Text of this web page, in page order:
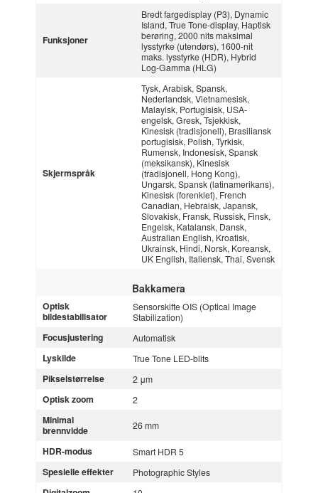
Funksjoner
Bredt fargedisplay (P3), Dynamic
Island, True Tone-display, Haptisk
berøring, 2000 nits maksimal
lysstyrke (utendørs), 1600-nit
maks. lysstyrke (HDR), Hybrid
Log-Gamma (HLG)
Skjermspråk
Tysk, Arabisk, Spansk,
Nederlandsk, Vietnamesisk,
Malayisk, Portugisisk, USA-
engelsk, Gresk, Tsjekkisk,
Kinesisk (tradisjonell), Brasiliansk
portugisisk, Polish, Tyrkisk,
Rumensk, Indonesisk, Spansk
(meksikansk), Kinesisk
(tradisjonell, Hong Kong),
Ungarsk, Spansk (latinamerikans),
Kinesisk (forenklet), French
Canadian, Hebraisk, Japansk,
Slovakisk, Fransk, Russisk, Finsk,
Engelsk, Katalansk, Dansk,
Australian English, Kroatisk,
Ukrainsk, Hindi, Norsk, Koreansk,
UK English, Italiensk, Thai, Svensk
Bakkamera
Optisk
bildestabilisator
Sensorskifte OIS (Optical Image
Stabilization)
Focusjustering Automatisk
Lyskilde True Tone LED-blits
Pikselstørrelse 2 μm
Optisk zoom 2
Minimal
brennvidde
26 mm
HDR-modus Smart HDR 5
Spesielle effekter Photographic Styles